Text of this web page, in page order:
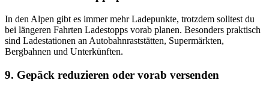
In den Alpen gibt es immer mehr Ladepunkte, trotzdem solltest du
bei längeren Fahrten Ladestopps vorab planen. Besonders praktisch
sind Ladestationen an Autobahnraststätten, Supermärkten,
Bergbahnen und Unterkünften.
9. Gepäck reduzieren oder vorab versenden